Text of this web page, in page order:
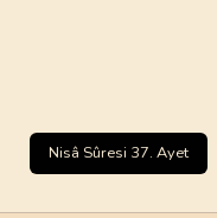
Nisâ Sûresi 37. Ayet